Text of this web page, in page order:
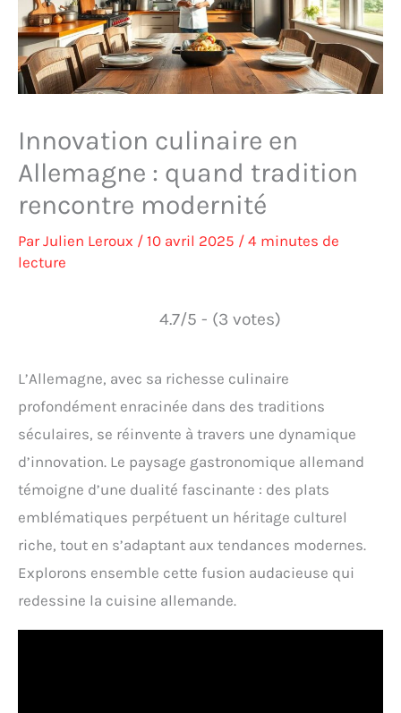
Innovation culinaire en
Allemagne : quand tradition
rencontre modernité
ParJulien Leroux / 10 avril 2025 / 4 minutes de
lecture
4.7/5 - (3 votes)
L’Allemagne, avec sa richesse culinaire
profondément enracinée dans des traditions
séculaires, se réinvente à travers une dynamique
d’innovation. Le paysage gastronomique allemand
témoigne d’une dualité fascinante : des plats
emblématiques perpétuent un héritage culturel
riche, tout en s’adaptant aux tendances modernes.
Explorons ensemble cette fusion audacieuse qui
redessine la cuisine allemande.